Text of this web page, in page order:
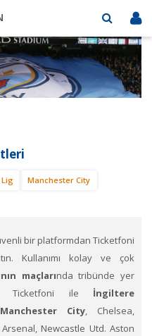
Manchester City
bir platformdan Ticketfoni
Kullanımı kolay ve çok
maçlarında tribünde yer
Ticketfoni ile İngiltere
Manchester City, Chelsea,
Newcastle Utd. Aston